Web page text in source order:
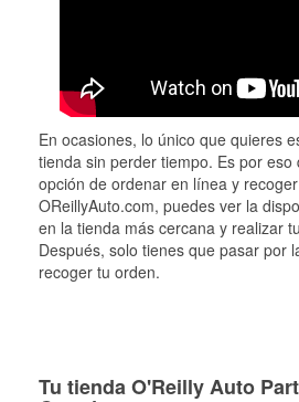
En ocasiones, lo único que quieres
tienda sin perder tiempo. Es por eso
opción de ordenar en línea y
OReillyAuto.com, puedes ver la
en la tienda más cercana y realizar
Después, solo tienes que pasar por
recoger tu orden.
Tu tienda O'Reilly Auto